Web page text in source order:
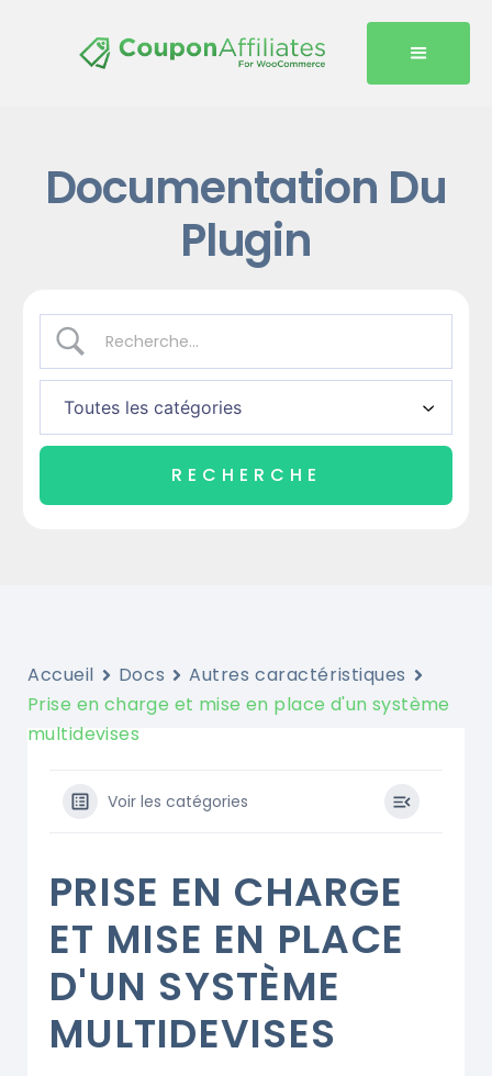
Documentation Du
Plugin
Accueil Docs
Autres caractéristiques
Prise en charge et mise en place d'un système
multidevises
Voir les catégories
PRISE EN CHARGE
ET MISE EN PLACE
D'UN SYSTÈME
MULTIDEVISES